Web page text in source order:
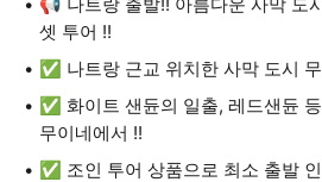
셋 투어 !!
✅ 나트랑 근교 위치한 사막 도시
✅ 화이트 샌듄의 일출, 레드샌듄
무이네에서 !!
✅ 조인 투어 상품으로 최소 출발